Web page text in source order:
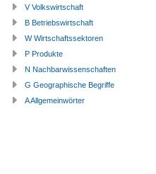
V Volkswirtschaft
B Betriebswirtschaft
W Wirtschaftssektoren
P Produkte
N Nachbarwissenschaften
G Geographische Begriffe
A Allgemeinwörter